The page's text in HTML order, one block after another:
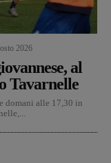
2026
al
Tavarnelle
domani alle 17,30 in